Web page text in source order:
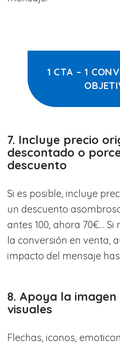
1 CTA – 1
7. Incluye precio
descontado o
descuento
Si es posible, incluye
un descuento
antes 100, ahora 70€…
la conversión en venta,
impacto del mensaje
8. Apoya la
visuales
Flechas, iconos,